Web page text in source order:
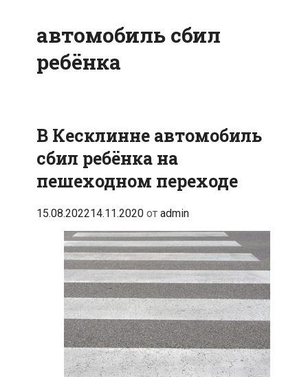
автомобиль сбил
ребёнка
В Кесклинне автомобиль
сбил ребёнка на
пешеходном переходе
15.08.202214.11.2020 от admin